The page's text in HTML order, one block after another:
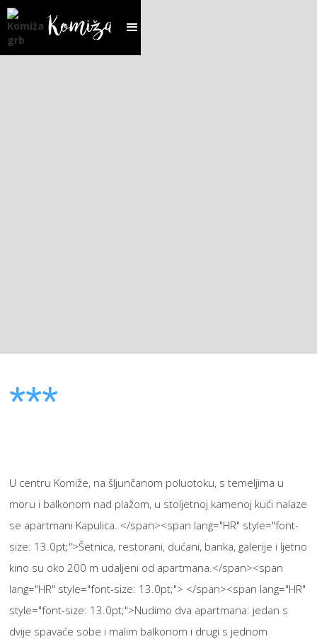
***
U centru Komiže, na šljunčanom poluotoku, s temeljima u
moru i balkonom nad plažom, u stoljetnoj kamenoj kući nalaze
se apartmani Kapulica. </span><span lang="HR" style="font-
size: 13.0pt;">Šetnica, restorani, dućani, banka, galerije i ljetno
kino su oko 200 m udaljeni od apartmana.</span><span
lang="HR" style="font-size: 13.0pt;"> </span><span lang="HR"
style="font-size: 13.0pt;">Nudimo dva apartmana: jedan s
dvije spavaće sobe i malim balkonom i drugi s jednom